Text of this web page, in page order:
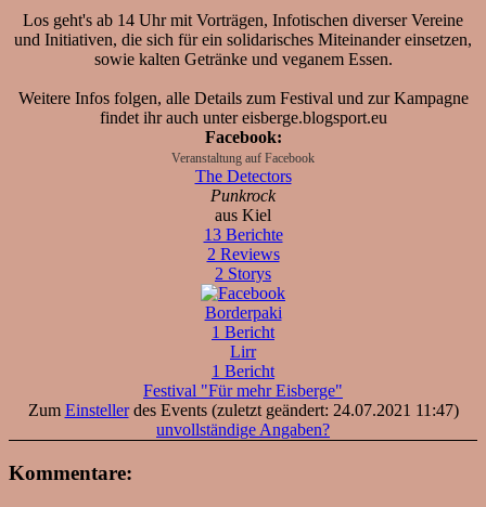
Los geht's ab 14 Uhr mit Vorträgen, Infotischen diverser Vereine
und Initiativen, die sich für ein solidarisches Miteinander einsetzen,
sowie kalten Getränke und veganem Essen.
Weitere Infos folgen, alle Details zum Festival und zur Kampagne
findet ihr auch unter eisberge.blogsport.eu
Facebook:
Veranstaltung auf Facebook
The Detectors
Punkrock
aus Kiel
13 Berichte
2 Reviews
2 Storys
Borderpaki
1 Bericht
Lirr
1 Bericht
Festival "Für mehr Eisberge"
Zum Einstellerdes Events (zuletzt geändert: 24.07.2021 11:47)
unvollständige Angaben?
Kommentare: